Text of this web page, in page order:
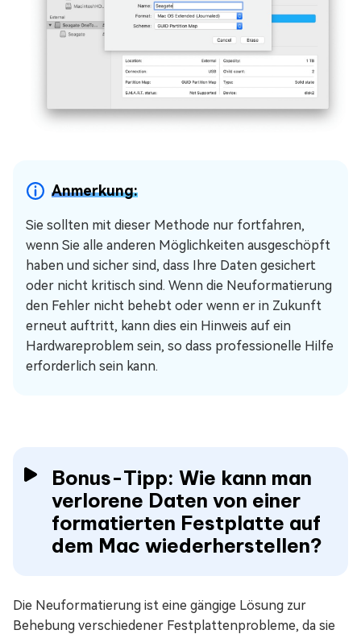
Anmerkung:
Sie sollten mit dieser Methode nur fortfahren,
wenn Sie alle anderen Möglichkeiten ausgeschöpft
haben und sicher sind, dass Ihre Daten gesichert
oder nicht kritisch sind. Wenn die Neuformatierung
den Fehler nicht behebt oder wenn er in Zukunft
erneut auftritt, kann dies ein Hinweis auf ein
Hardwareproblem sein, so dass professionelle Hilfe
erforderlich sein kann.
Bonus-Tipp: Wie kann man
verlorene Daten von einer
formatierten Festplatte auf
dem Mac wiederherstellen?
Die Neuformatierung ist eine gängige Lösung zur
Behebung verschiedener Festplattenprobleme, da sie